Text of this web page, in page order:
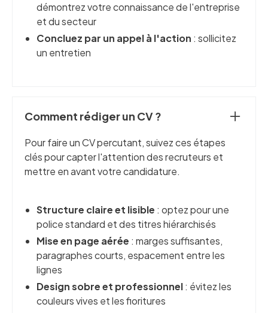
démontrez votre connaissance de l'entreprise
et du secteur
Concluez par un appel à l'action : sollicitez
un entretien
Comment rédiger un CV ?
Pour faire un CV percutant, suivez ces étapes
clés pour capter l'attention des recruteurs et
mettre en avant votre candidature.
Structure claire et lisible : optez pour une
police standard et des titres hiérarchisés
Mise en page aérée : marges suffisantes,
paragraphes courts, espacement entre les
lignes
Design sobre et professionnel: évitez les
couleurs vives et les fioritures